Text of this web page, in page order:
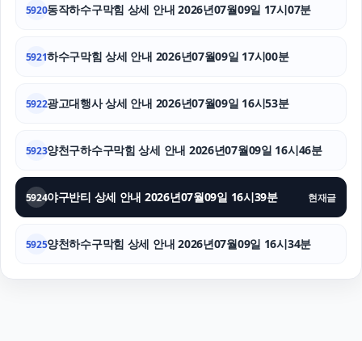
5920동작하수구막힘 상세 안내 2026년07월09일 17시07분
5921하수구막힘 상세 안내 2026년07월09일 17시00분
5922광고대행사 상세 안내 2026년07월09일 16시53분
5923양천구하수구막힘 상세 안내 2026년07월09일 16시46분
5924야구반티 상세 안내 2026년07월09일 16시39분 현재글
5925양천하수구막힘 상세 안내 2026년07월09일 16시34분